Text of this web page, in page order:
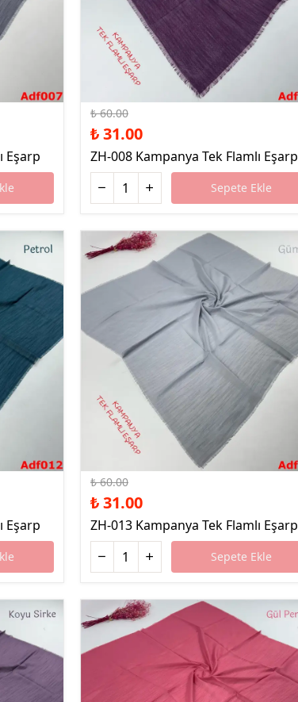
Eşarp
₺ 60.00
₺ 31.00
ZH-008 Kampanya Tek Flamlı Eşarp
Sepete Ekle
Eşarp
₺ 60.00
₺ 31.00
ZH-013 Kampanya Tek Flamlı Eşarp
Sepete Ekle